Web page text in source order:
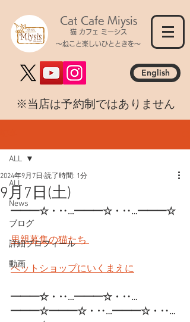
Cat Cafe Miysis
猫 カフェ ミーシス
～ねこと楽しいひとときを～
English
​※当店は予約制ではありません
ALL
News
ブログ
詳細プロフィール
動画
ALL
9月7日(土)
2024年9月7日 読了時間: 1分
━━━☆・‥…━━━☆・‥…━━━☆
里親募集の猫たち
ペットショップにいくまえに
━━━☆・‥…━━━☆・‥…
━━━☆━━━☆・‥…━━━☆・‥…